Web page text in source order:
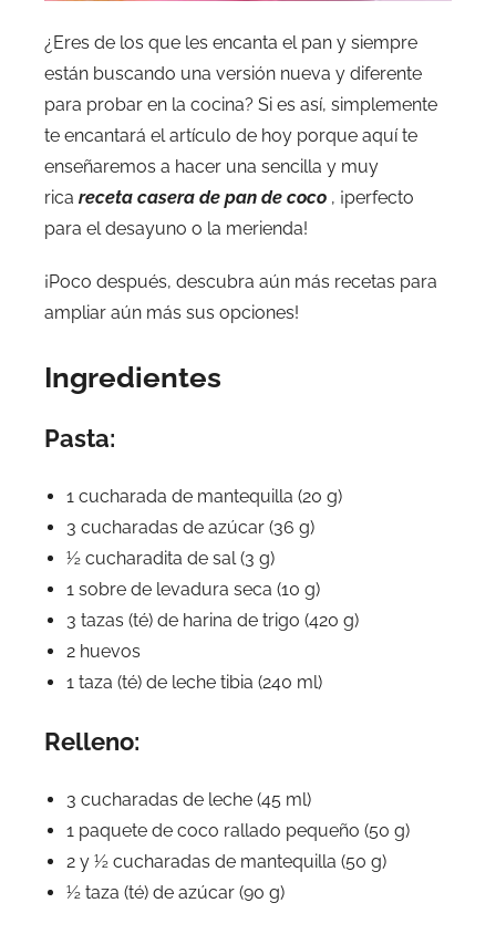
¿Eres de los que les encanta el pan y siempre
están buscando una versión nueva y diferente
para probar en la cocina? Si es así, simplemente
te encantará el artículo de hoy porque aquí te
enseñaremos a hacer una sencilla y muy
rica receta casera de pan de coco , ¡perfecto
para el desayuno o la merienda!
¡Poco después, descubra aún más recetas para
ampliar aún más sus opciones!
Ingredientes
Pasta:
1 cucharada de mantequilla (20 g)
3 cucharadas de azúcar (36 g)
½ cucharadita de sal (3 g)
1 sobre de levadura seca (10 g)
3 tazas (té) de harina de trigo (420 g)
2 huevos
1 taza (té) de leche tibia (240 ml)
Relleno:
3 cucharadas de leche (45 ml)
1 paquete de coco rallado pequeño (50 g)
2 y ½ cucharadas de mantequilla (50 g)
½ taza (té) de azúcar (90 g)